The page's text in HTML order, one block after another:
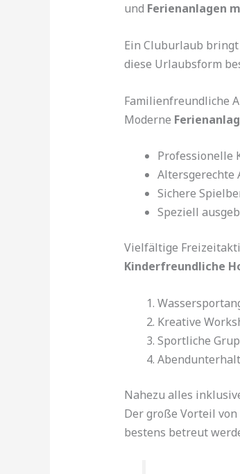
und Ferienanlagen
Ein Cluburlaub
diese Urlaubsform
Familienfreundliche
Moderne
Professionelle
Altersgerechte
Sichere
Speziell
Vielfältige
Kinderfreundliche
Kreative
Sportliche
Nahezu alles
Der große Vorteil
bestens betreut